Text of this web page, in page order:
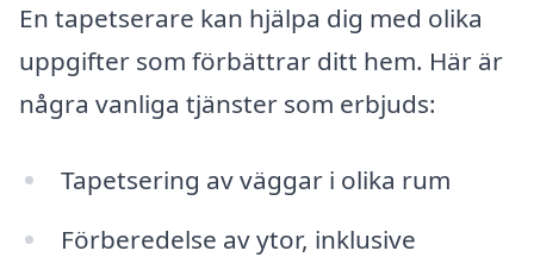
En tapetserare kan hjälpa dig med olika
uppgifter som förbättrar ditt hem. Här är
några vanliga tjänster som erbjuds:
Tapetsering av väggar i olika rum
Förberedelse av ytor, inklusive